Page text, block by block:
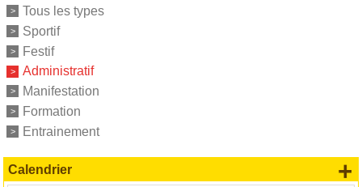
Tous les types
Sportif
Festif
Administratif
Manifestation
Formation
Entrainement
Calendrier +